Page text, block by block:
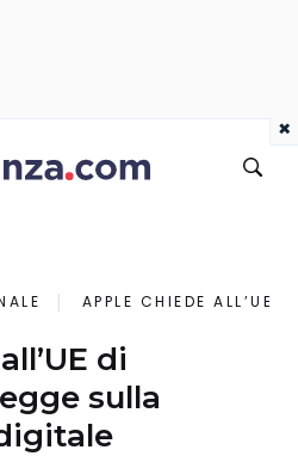
APPLE CHIEDE ALL’UE
di
sulla
×